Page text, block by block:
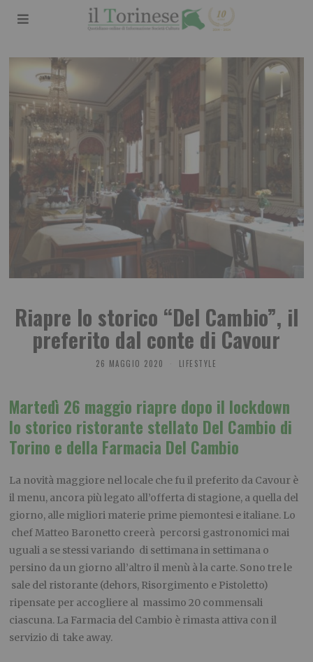
Riapre lo storico “Del Cambio”, il
preferito dal conte di Cavour
26 MAGGIO 2020 LIFESTYLE
Martedì 26 maggio riapre dopo il lockdown
lo storico ristorante stellato Del Cambio di
Torino e della Farmacia Del Cambio
La novità maggiore nel locale che fu il preferito da Cavour è
il menu, ancora più legato all’offerta di stagione, a quella del
giorno, alle migliori materie prime piemontesi e italiane. Lo
chef Matteo Baronetto creerà percorsi gastronomici mai
uguali a se stessi variando di settimana in settimana o
persino da un giorno all’altro il menù à la carte. Sono tre le
sale del ristorante (dehors, Risorgimento e Pistoletto)
ripensate per accogliere al massimo 20 commensali
ciascuna. La Farmacia del Cambio è rimasta attiva con il
servizio di take away.